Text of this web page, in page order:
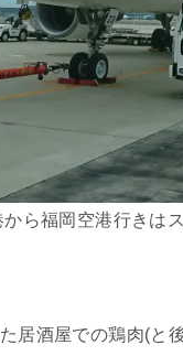
ら福岡空港行きは
居酒屋での鶏肉(と